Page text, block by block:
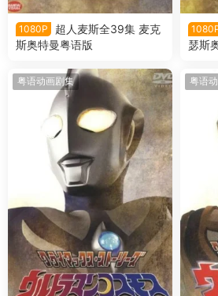
1080P
超人麦斯全39集 麦克
斯奥特曼粤语版
瑟斯
粤语动画剧集 粤语